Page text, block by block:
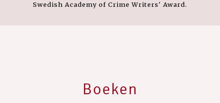
Swedish Academy of Crime Writers' Award.
Boeken